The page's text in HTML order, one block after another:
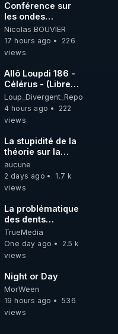
Conférence sur
les ondes
électromagnétiques
par Grégoire
Caustru et Bart de
Nicolas BOUVIER
17 hours ago
226
views
Allô Loupdi 186 -
Célérus - (Libre
Antenne) - Loup
Divergent
2026.08.06
Loup_Divergent_Reposts
4 hours ago
222
views
La stupidité de la
théorie sur la
responsabilité de
l’homme
concernant le
carbone.
aucune
2 days ago
1.7 k
views
La problématique
des dents
dévitalisées et
des implants
TrueMedia
One day ago
2.5 k
views
Night or Day
MorWeen
19 hours ago
536
views